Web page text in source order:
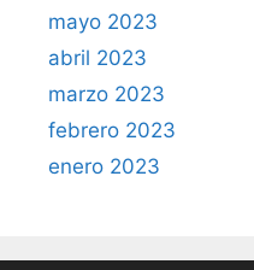
mayo 2023
abril 2023
marzo 2023
febrero 2023
enero 2023